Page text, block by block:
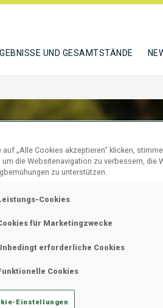
UND GESAMTSTÄNDE
RODRIGUES
auf „Alle Cookies akzeptieren“ klicken,
um die Websitenavigation zu verbessern, die
zu unterstützen.
Cookies
für Marketingzwecke
erforderliche Cookies
Cookies
Einstellungen